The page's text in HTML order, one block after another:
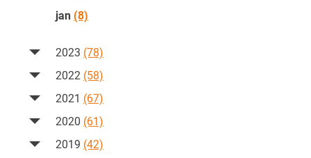
jan (8)
2023 (78)
2022 (58)
2021 (67)
2020 (61)
2019 (42)